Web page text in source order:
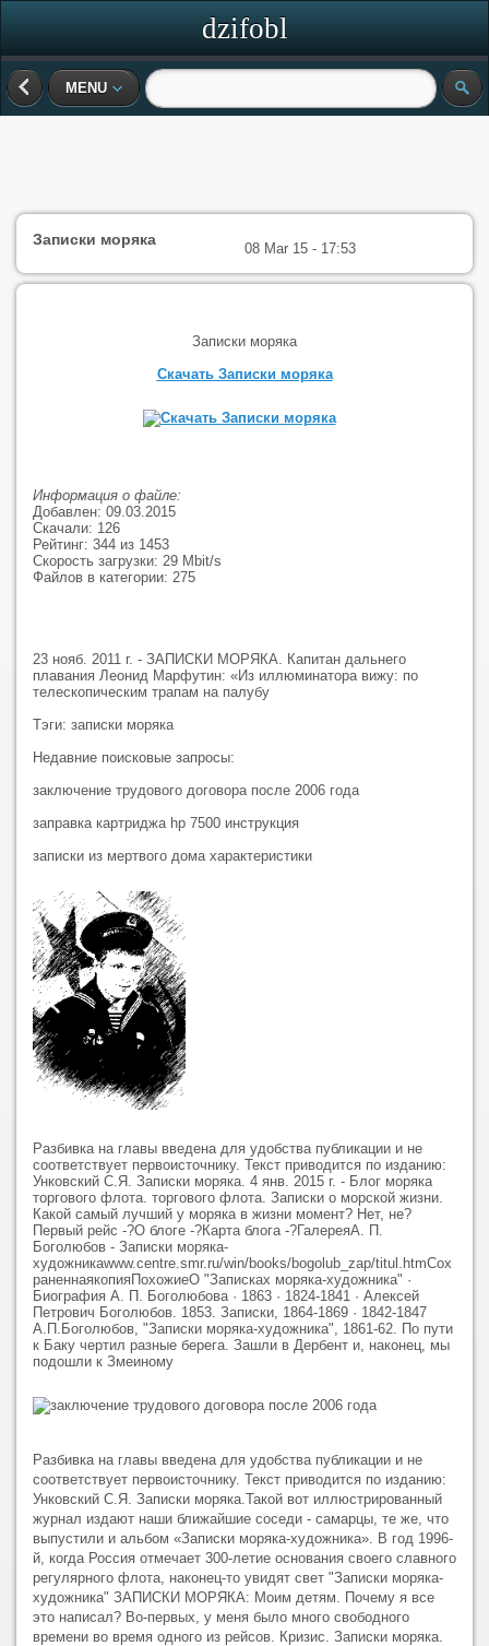
dzifobl
MENU
Записки моряка
08 Mar 15 - 17:53
Записки моряка
Скачать Записки моряка
Информация о файле:
Добавлен: 09.03.2015
Скачали: 126
Рейтинг: 344 из 1453
Скорость загрузки: 29 Mbit/s
Файлов в категории: 275
23 нояб. 2011 г. - ЗАПИСКИ МОРЯКА. Капитан дальнего
плавания Леонид Марфутин: «Из иллюминатора вижу: по
телескопическим трапам на палубу
Тэги: записки моряка
Недавние поисковые запросы:
заключение трудового договора после 2006 года
заправка картриджа hp 7500 инструкция
записки из мертвого дома характеристики
Разбивка на главы введена для удобства публикации и не
соответствует первоисточнику. Текст приводится по изданию:
Унковский С.Я. Записки моряка. 4 янв. 2015 г. - Блог моряка
торгового флота. торгового флота. Записки о морской жизни.
Какой самый лучший у моряка в жизни момент? Нет, не?
Первый рейс -?О блоге -?Карта блога -?ГалереяА. П.
Боголюбов - Записки моряка-
художникаwww.centre.smr.ru/win/books/bogolub_zap/titul.htmСох
раненнаякопияПохожиеО "Записках моряка-художника" ·
Биография А. П. Боголюбова · 1863 · 1824-1841 · Алексей
Петрович Боголюбов. 1853. Записки, 1864-1869 · 1842-1847
А.П.Боголюбов, "Записки моряка-художника", 1861-62. По пути
к Баку чертил разные берега. Зашли в Дербент и, наконец, мы
подошли к Змеиному
Разбивка на главы введена для удобства публикации и не
соответствует первоисточнику. Текст приводится по изданию:
Унковский С.Я. Записки моряка.Такой вот иллюстрированный
журнал издают наши ближайшие соседи - самарцы, те же, что
выпустили и альбом «Записки моряка-художника». В год 1996-
й, когда Россия отмечает 300-летие основания своего славного
регулярного флота, наконец-то увидят свет "Записки моряка-
художника" ЗАПИСКИ МОРЯКА: Моим детям. Почему я все
это написал? Во-первых, у меня было много свободного
времени во время одного из рейсов. Кризис. Записки моряка.